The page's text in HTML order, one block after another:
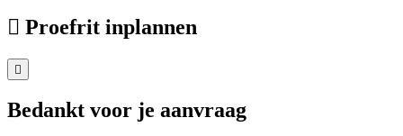
Proefrit inplannen
Bedankt voor je aanvraag